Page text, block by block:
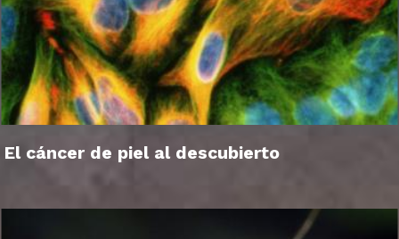
El cáncer de piel al descubierto